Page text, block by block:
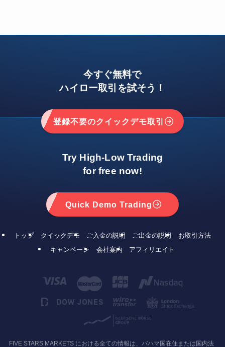
今すぐ無料で
ハイロー取引を試そう！
登録不要のクイックデモ取引
Try High-Low Trading
for free now!
Quick Demo Trading
トップ クイックデモ ご入金の説明 ご出金の説明
お取引方法
キャンペーン
会社案内 アフィリエイト
FIVE STARS MARKETS における全ての情報は、バハマ国在住または国内法